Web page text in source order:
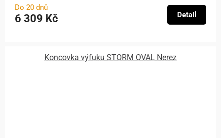
Do 20 dnů
6 309 Kč Detail
Koncovka výfuku STORM OVAL Nerez